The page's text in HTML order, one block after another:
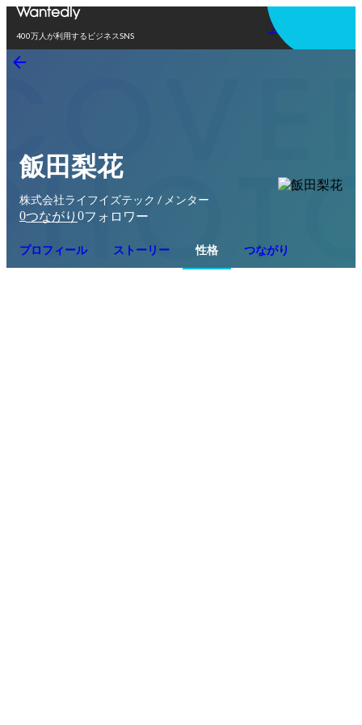
400万人が利用するビジネスSNS
アプリを使う
飯田梨花
株式会社ライフイズテック / メンター
0つながり 0フォロワー
プロフィール ストーリー 性格 つながり